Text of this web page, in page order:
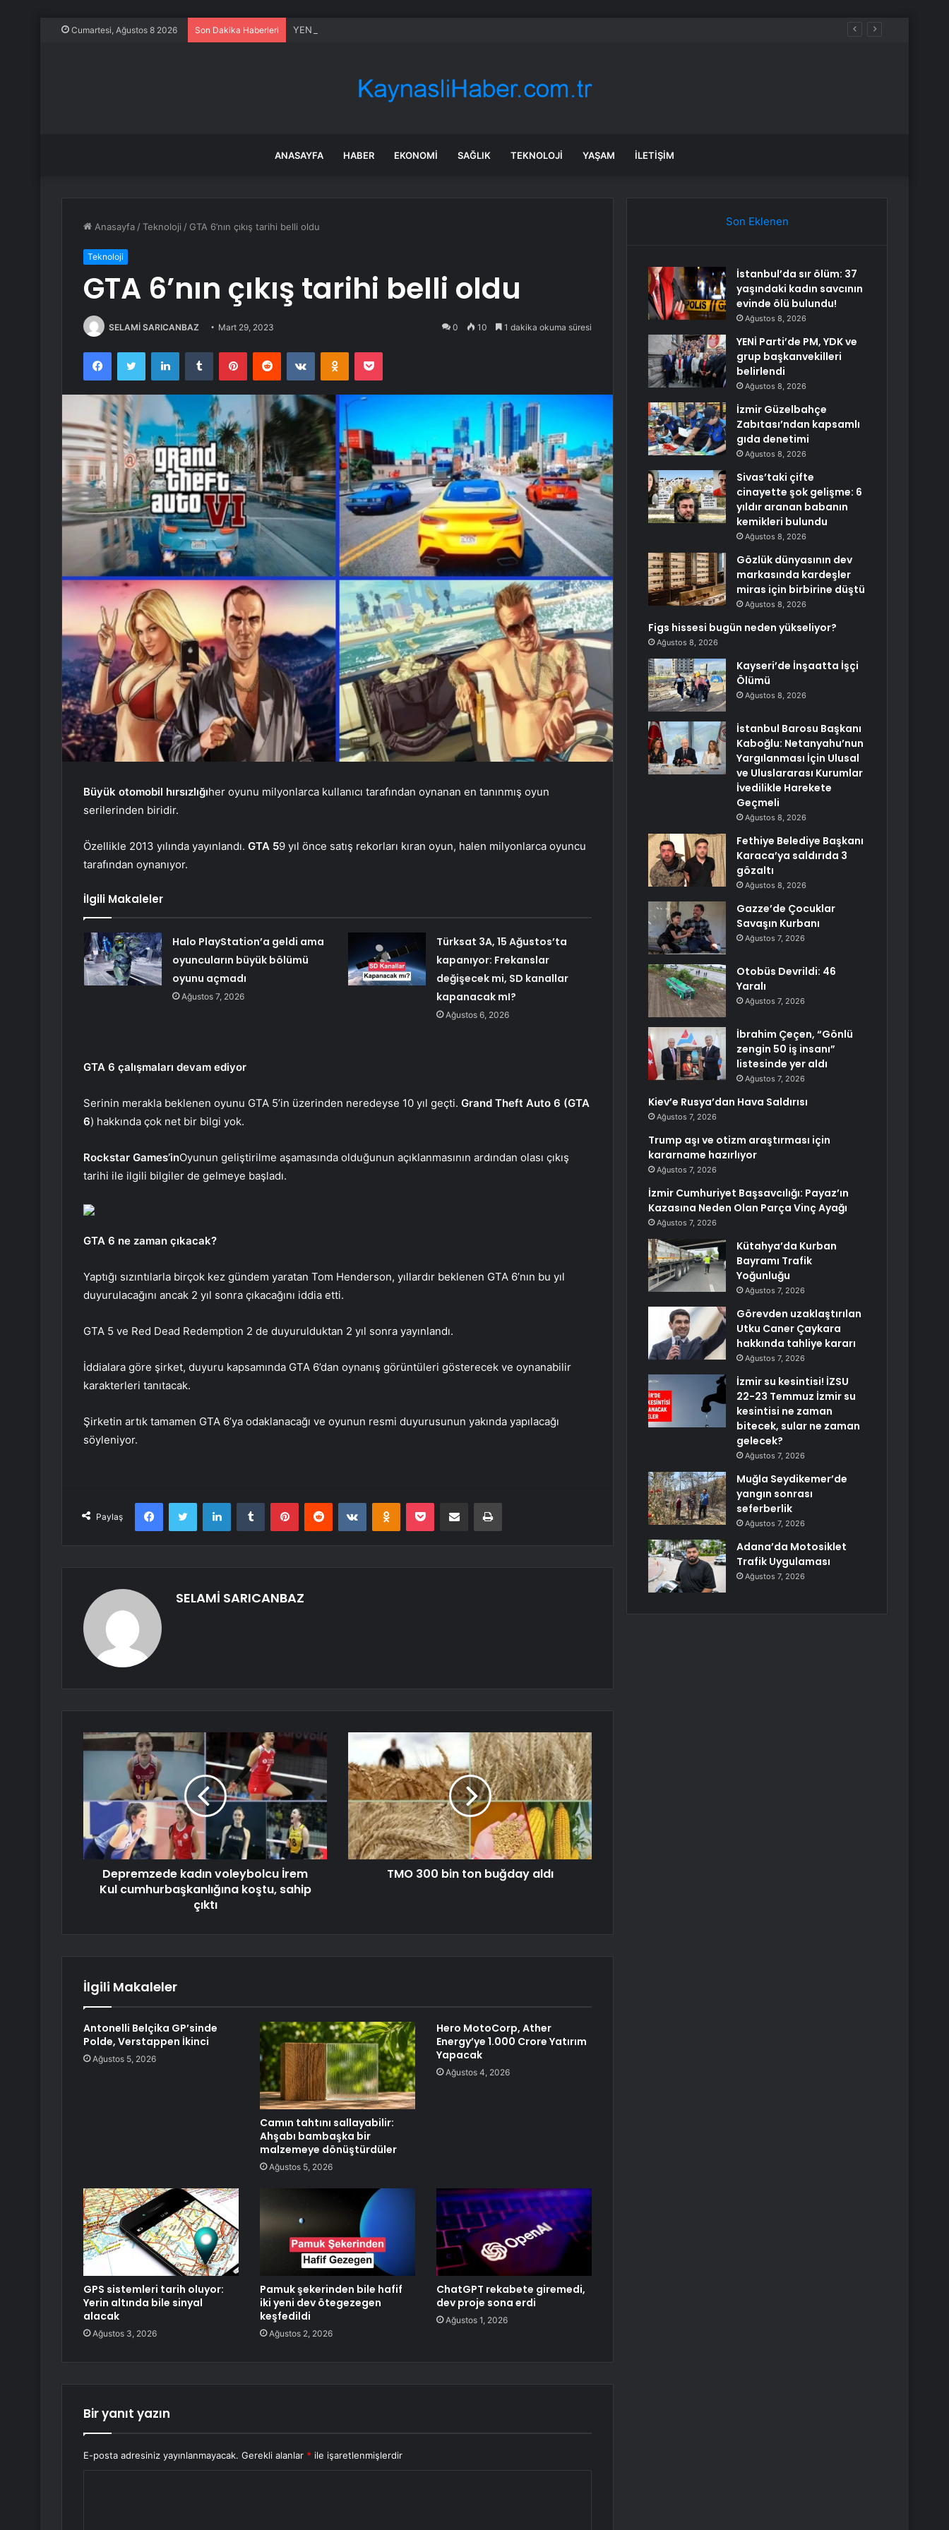
Cumartesi, Ağustos 8 2026 Son Dakika Haberleri YENİ Parti’de PM, YDK ve grup başkanvekilleri belirlendi
ANASAYFA HABER EKONOMI SAĞLIK TEKNOLOJI YAŞAM İLETIŞIM
Anasayfa /Teknoloji / GTA 6’nın çıkış tarihi belli oldu
Teknoloji
GTA 6’nın çıkış tarihi belli oldu
SELAMİ SARICANBAZ Mart 29, 2023 0 10 1 dakika okuma süresi
FacebookTwitter LinkedInTumblr PinterestReddit VKontakteOdnoklassniki
Pocket
Büyük otomobil hırsızlığıher oyunu milyonlarca kullanıcı tarafından oynanan en tanınmış oyun
serilerinden biridir.
Özellikle 2013 yılında yayınlandı. GTA 59 yıl önce satış rekorları kıran oyun, halen milyonlarca oyuncu
tarafından oynanıyor.
İlgili Makaleler
Halo PlayStation’a geldi ama
oyuncuların büyük bölümü
oyunu açmadı
Ağustos 7, 2026
Türksat 3A, 15 Ağustos’ta
kapanıyor: Frekanslar
değişecek mi, SD kanallar
kapanacak mI?
Ağustos 6, 2026
GTA 6 çalışmaları devam ediyor
Serinin merakla beklenen oyunu GTA 5’in üzerinden neredeyse 10 yıl geçti. Grand Theft Auto 6 (GTA
6) hakkında çok net bir bilgi yok.
Rockstar Games’inOyunun geliştirilme aşamasında olduğunun açıklanmasının ardından olası çıkış
tarihi ile ilgili bilgiler de gelmeye başladı.
GTA 6 ne zaman çıkacak?
Yaptığı sızıntılarla birçok kez gündem yaratan Tom Henderson, yıllardır beklenen GTA 6’nın bu yıl
duyurulacağını ancak 2 yıl sonra çıkacağını iddia etti.
GTA 5 ve Red Dead Redemption 2 de duyurulduktan 2 yıl sonra yayınlandı.
İddialara göre şirket, duyuru kapsamında GTA 6’dan oynanış görüntüleri gösterecek ve oynanabilir
karakterleri tanıtacak.
Şirketin artık tamamen GTA 6’ya odaklanacağı ve oyunun resmi duyurusunun yakında yapılacağı
söyleniyor.
Paylaş
FacebookTwitter LinkedInTumblr PinterestReddit VKontakteOdnoklassniki
Pocket E-Posta ile paylaş Yazdır
SELAMİ SARICANBAZ
Depremzede kadın voleybolcu İrem
Kul cumhurbaşkanlığına koştu, sahip
çıktı
TMO 300 bin ton buğday aldı
İlgili Makaleler
Antonelli Belçika GP’sinde
Polde, Verstappen İkinci
Ağustos 5, 2026
Camın tahtını sallayabilir:
Ahşabı bambaşka bir
malzemeye dönüştürdüler
Ağustos 5, 2026
Hero MotoCorp, Ather
Energy’ye 1.000 Crore Yatırım
Yapacak
Ağustos 4, 2026
GPS sistemleri tarih oluyor:
Yerin altında bile sinyal
alacak
Ağustos 3, 2026
Pamuk şekerinden bile hafif
iki yeni dev ötegezegen
keşfedildi
Ağustos 2, 2026
ChatGPT rekabete giremedi,
dev proje sona erdi
Ağustos 1, 2026
Bir yanıt yazın
E-posta adresiniz yayınlanmayacak. Gerekli alanlar * ile işaretlenmişlerdir
Son Eklenen
İstanbul’da sır ölüm: 37
yaşındaki kadın savcının
evinde ölü bulundu!
Ağustos 8, 2026
YENİ Parti’de PM, YDK ve
grup başkanvekilleri
belirlendi
Ağustos 8, 2026
İzmir Güzelbahçe
Zabıtası’ndan kapsamlı
gıda denetimi
Ağustos 8, 2026
Sivas’taki çifte
cinayette şok gelişme: 6
yıldır aranan babanın
kemikleri bulundu
Ağustos 8, 2026
Gözlük dünyasının dev
markasında kardeşler
miras için birbirine düştü
Ağustos 8, 2026
Figs hissesi bugün neden yükseliyor?
Ağustos 8, 2026
Kayseri’de İnşaatta İşçi
Ölümü
Ağustos 8, 2026
İstanbul Barosu Başkanı
Kaboğlu: Netanyahu’nun
Yargılanması İçin Ulusal
ve Uluslararası Kurumlar
İvedilikle Harekete
Geçmeli
Ağustos 8, 2026
Fethiye Belediye Başkanı
Karaca’ya saldırıda 3
gözaltı
Ağustos 8, 2026
Gazze’de Çocuklar
Savaşın Kurbanı
Ağustos 7, 2026
Otobüs Devrildi: 46
Yaralı
Ağustos 7, 2026
İbrahim Çeçen, “Gönlü
zengin 50 iş insanı”
listesinde yer aldı
Ağustos 7, 2026
Kiev’e Rusya’dan Hava Saldırısı
Ağustos 7, 2026
Trump aşı ve otizm araştırması için
kararname hazırlıyor
Ağustos 7, 2026
İzmir Cumhuriyet Başsavcılığı: Payaz’ın
Kazasına Neden Olan Parça Vinç Ayağı
Ağustos 7, 2026
Kütahya’da Kurban
Bayramı Trafik
Yoğunluğu
Ağustos 7, 2026
Görevden uzaklaştırılan
Utku Caner Çaykara
hakkında tahliye kararı
Ağustos 7, 2026
İzmir su kesintisi! İZSU
22-23 Temmuz İzmir su
kesintisi ne zaman
bitecek, sular ne zaman
gelecek?
Ağustos 7, 2026
Muğla Seydikemer’de
yangın sonrası
seferberlik
Ağustos 7, 2026
Adana’da Motosiklet
Trafik Uygulaması
Ağustos 7, 2026